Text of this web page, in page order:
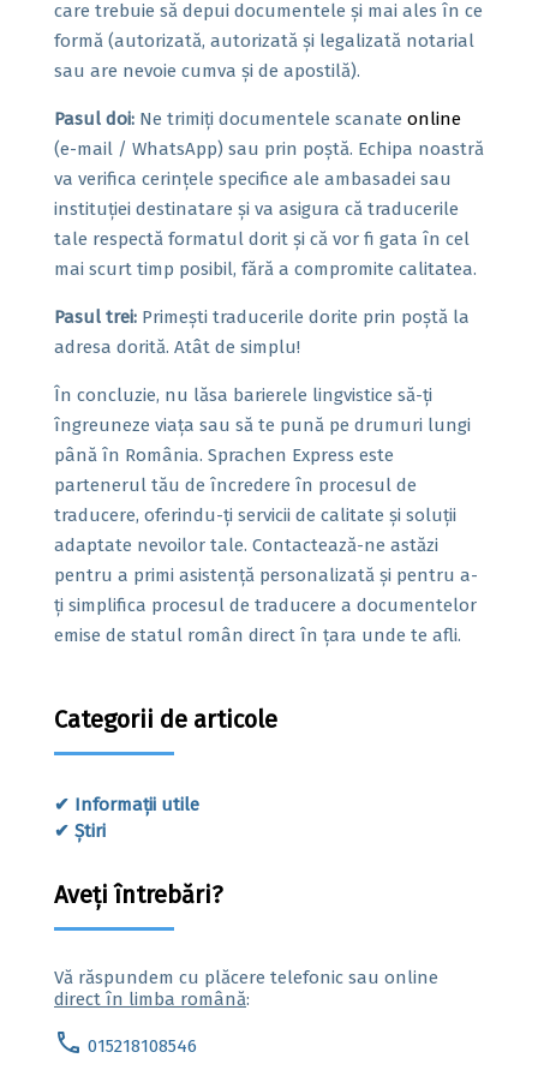
care trebuie să depui documentele și mai ales în ce
formă (autorizată, autorizată și legalizată notarial
sau are nevoie cumva și de apostilă).
Pasul doi: Ne trimiți documentele scanate online
(e-mail / WhatsApp) sau prin poștă. Echipa noastră
va verifica cerințele specifice ale ambasadei sau
instituției destinatare și va asigura că traducerile
tale respectă formatul dorit și că vor fi gata în cel
mai scurt timp posibil, fără a compromite calitatea.
Pasul trei: Primești traducerile dorite prin poștă la
adresa dorită. Atât de simplu!
În concluzie, nu lăsa barierele lingvistice să-ți
îngreuneze viața sau să te pună pe drumuri lungi
până în România. Sprachen Express este
partenerul tău de încredere în procesul de
traducere, oferindu-ți servicii de calitate și soluții
adaptate nevoilor tale. Contactează-ne astăzi
pentru a primi asistență personalizată și pentru a-
ți simplifica procesul de traducere a documentelor
emise de statul român direct în țara unde te afli.
Categorii de articole
Informații utile
Știri
Aveți întrebări?
Vă răspundem cu plăcere telefonic sau online
direct în limba română:
call 015218108546